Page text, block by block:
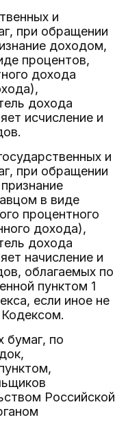
и
при обращении
доходом,
процентов,
дохода
дохода
исчисление и
и
при обращении
в виде
процентного
дохода),
дохода
начисление и
облагаемых по
пунктом 1
если иное не
бумаг, по
Российской